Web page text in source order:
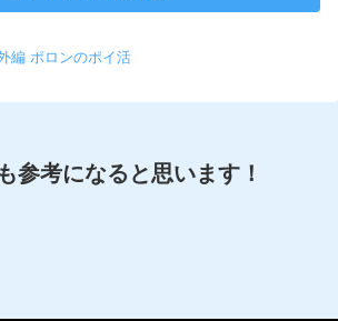
編 ポロンのポイ活
参考になると思います！